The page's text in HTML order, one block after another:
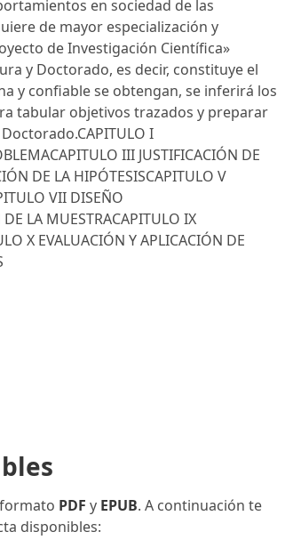
en sociedad de las
de mayor especialización y
de Investigación Científica»
y Doctorado, es decir, constituye el
y confiable se obtengan, se inferirá los
tabular objetivos trazados y preparar
I
III JUSTIFICACIÓN DE
DE LA HIPÓTESISCAPITULO V
VII DISEÑO
LA MUESTRACAPITULO IX
X EVALUACIÓN Y APLICACIÓN DE
PDF y EPUB. A continuación te
disponibles: